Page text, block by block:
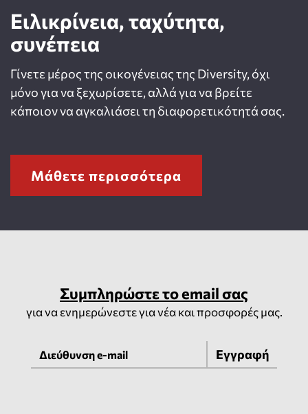
Ειλικρίνεια, ταχύτητα,
συνέπεια
Γίνετε μέρος της οικογένειας της Diversity, όχι
μόνο για να ξεχωρίσετε, αλλά για να βρείτε
κάποιον να αγκαλιάσει τη διαφορετικότητά σας.
Μάθετε περισσότερα
Συμπληρώστε το email σας
για να ενημερώνεστε για νέα και προσφορές μας.
Εγγραφή